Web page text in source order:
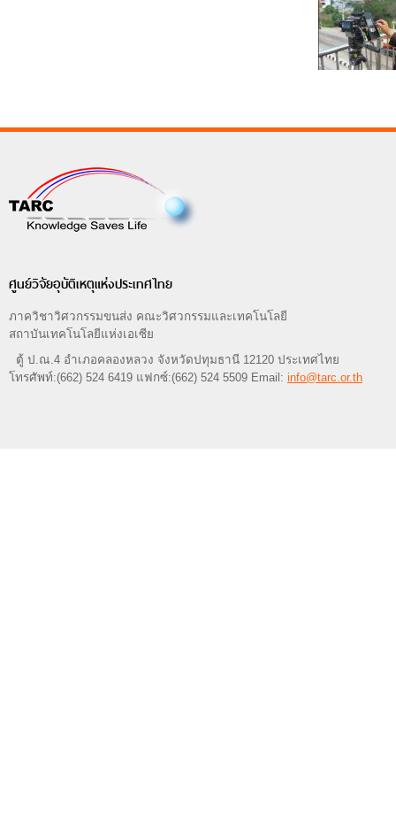
ศูนย์วิจัยอุบัติเหตุแห่งประเทศไทย
ภาควิชาวิศวกรรมขนส่ง คณะวิศวกรรมและเทคโนโลยี
สถาบันเทคโนโลยีแห่งเอเซีย
ตู้ ป.ณ.4 อำเภอคลองหลวง จังหวัดปทุมธานี 12120 ประเทศไทย
โทรศัพท์:(662) 524 6419 แฟกซ์:(662) 524 5509 Email: info@tarc.or.th